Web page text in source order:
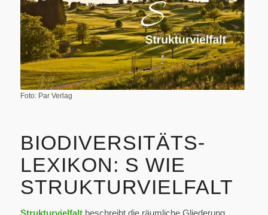
Foto: Par Verlag
BIODIVERSITÄTS-
LEXIKON: S WIE
STRUKTURVIELFALT
Strukturvielfaltbeschreibt die räumliche Gliederung